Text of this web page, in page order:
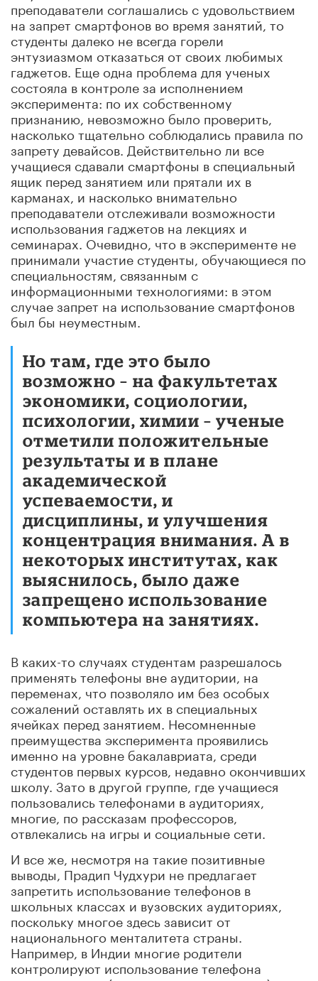
преподаватели соглашались с удовольствием
на запрет смартфонов во время занятий, то
студенты далеко не всегда горели
энтузиазмом отказаться от своих любимых
гаджетов. Еще одна проблема для ученых
состояла в контроле за исполнением
эксперимента: по их собственному
признанию, невозможно было проверить,
насколько тщательно соблюдались правила по
запрету девайсов. Действительно ли все
учащиеся сдавали смартфоны в специальный
ящик перед занятием или прятали их в
карманах, и насколько внимательно
преподаватели отслеживали возможности
использования гаджетов на лекциях и
семинарах. Очевидно, что в эксперименте не
принимали участие студенты, обучающиеся по
специальностям, связанным с
информационными технологиями: в этом
случае запрет на использование смартфонов
был бы неуместным.
Но там, где это было
возможно – на факультетах
экономики, социологии,
психологии, химии – ученые
отметили положительные
результаты и в плане
академической
успеваемости, и
дисциплины, и улучшения
концентрация внимания. А в
некоторых институтах, как
выяснилось, было даже
запрещено использование
компьютера на занятиях.
В каких-то случаях студентам разрешалось
применять телефоны вне аудитории, на
переменах, что позволяло им без особых
сожалений оставлять их в специальных
ячейках перед занятием. Несомненные
преимущества эксперимента проявились
именно на уровне бакалавриата, среди
студентов первых курсов, недавно окончивших
школу. Зато в другой группе, где учащиеся
пользовались телефонами в аудиториях,
многие, по рассказам профессоров,
отвлекались на игры и социальные сети.
И все же, несмотря на такие позитивные
выводы, Прадип Чудхури не предлагает
запретить использование телефонов в
школьных классах и вузовских аудиториях,
поскольку многое здесь зависит от
национального менталитета страны.
Например, в Индии многие родители
контролируют использование телефона